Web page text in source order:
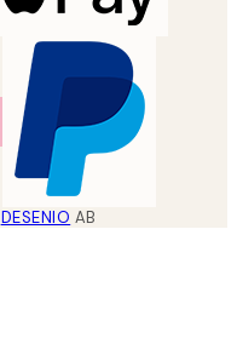
DESENIO AB